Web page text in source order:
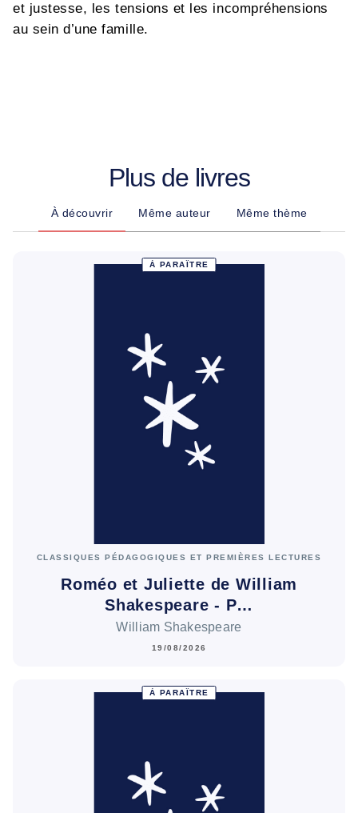
et justesse, les tensions et les incompréhensions
au sein d’une famille.
Plus de livres
À découvrir Même auteur Même thème
À PARAÎTRE
CLASSIQUES PÉDAGOGIQUES ET PREMIÈRES LECTURES
Roméo et Juliette de William
Shakespeare - P…
William Shakespeare
19/08/2026
À PARAÎTRE